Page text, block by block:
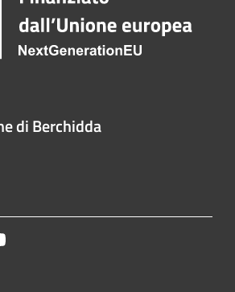
di Berchidda